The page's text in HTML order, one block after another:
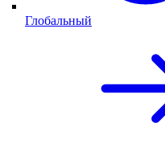
Глобальный